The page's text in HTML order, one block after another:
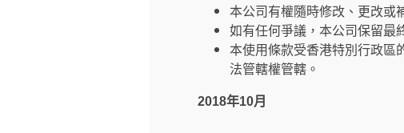
本公司有權隨時修改、更改或
如有任何爭議，本公司保留最
本使用條款受香港特別行政區
法管轄權管轄。
2018年10月